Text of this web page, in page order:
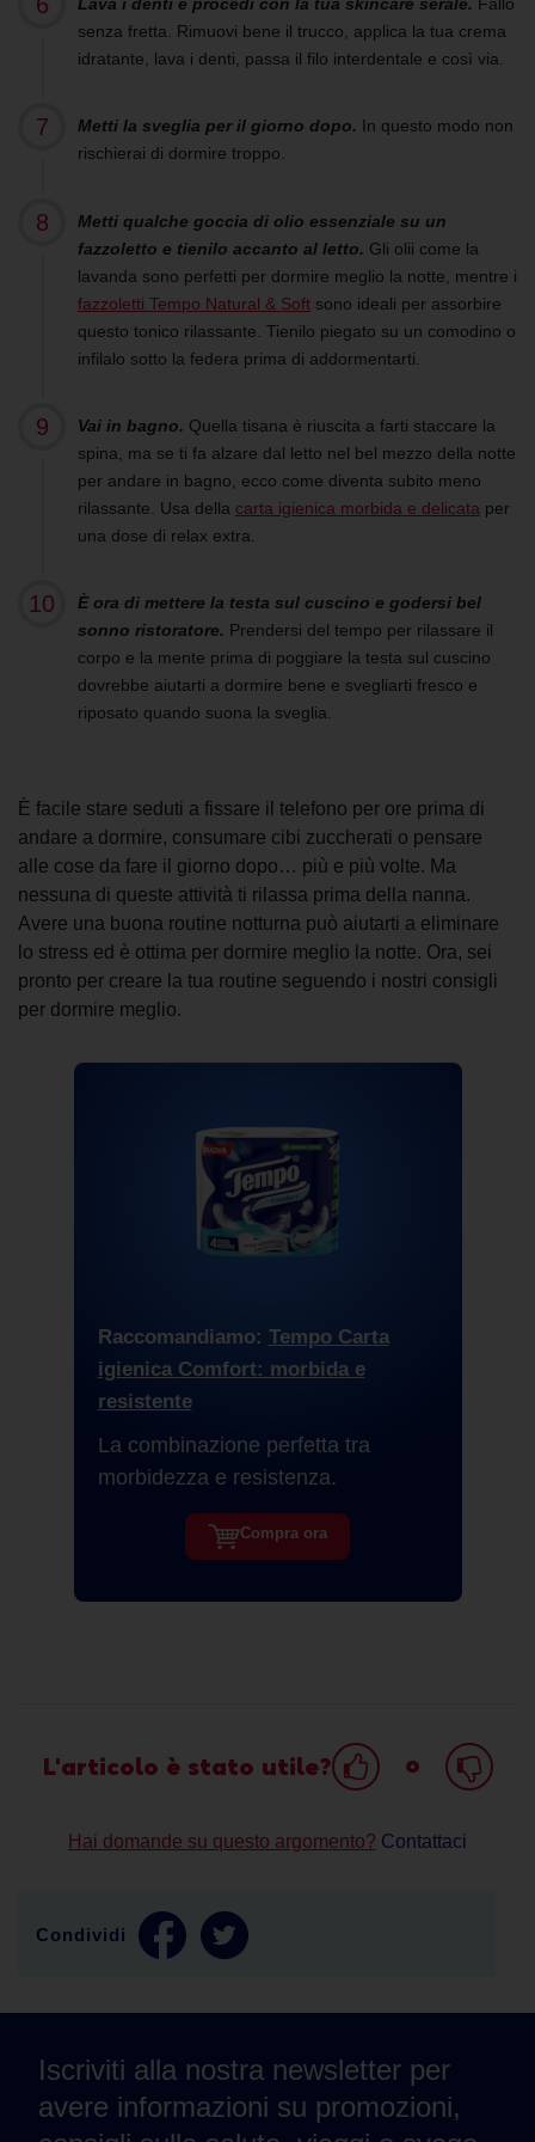
Raccomandiamo: Tempo Carta
igienica Comfort: morbida e
resistente
La combinazione perfetta tra
morbidezza e resistenza.
Compra ora
Lava i denti e procedi con la tua skincare serale. Fallo
senza fretta. Rimuovi bene il trucco, applica la tua crema
idratante, lava i denti, passa il filo interdentale e così via.
Metti la sveglia per il giorno dopo. In questo modo non
rischierai di dormire troppo.
Metti qualche goccia di olio essenziale su un
fazzoletto e tienilo accanto al letto. Gli olii come la
lavanda sono perfetti per dormire meglio la notte, mentre i
fazzoletti Tempo Natural & Soft sono ideali per assorbire
questo tonico rilassante. Tienilo piegato su un comodino o
infilalo sotto la federa prima di addormentarti.
Vai in bagno. Quella tisana è riuscita a farti staccare la
spina, ma se ti fa alzare dal letto nel bel mezzo della notte
per andare in bagno, ecco come diventa subito meno
rilassante. Usa della carta igienica morbida e delicata per
una dose di relax extra.
È ora di mettere la testa sul cuscino e godersi bel
sonno ristoratore. Prendersi del tempo per rilassare il
corpo e la mente prima di poggiare la testa sul cuscino
dovrebbe aiutarti a dormire bene e svegliarti fresco e
riposato quando suona la sveglia.
È facile stare seduti a fissare il telefono per ore prima di
andare a dormire, consumare cibi zuccherati o pensare
alle cose da fare il giorno dopo… più e più volte. Ma
nessuna di queste attività ti rilassa prima della nanna.
Avere una buona routine notturna può aiutarti a eliminare
lo stress ed è ottima per dormire meglio la notte. Ora, sei
pronto per creare la tua routine seguendo i nostri consigli
per dormire meglio.
L'articolo è stato utile? o
Hai domande su questo argomento? Contattaci
Condividi
Iscriviti alla nostra newsletter per
avere informazioni su promozioni,